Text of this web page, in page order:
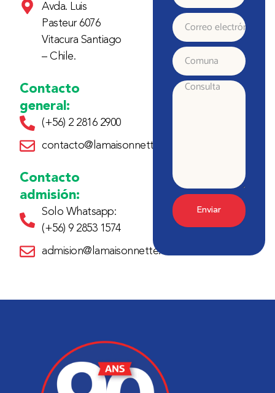
Avda. Luis
Pasteur 6076
Vitacura Santiago
– Chile.
Contacto
general:
(+56) 2 2816 2900
contacto@lamaisonnette.cl
Contacto
admisión:
Solo Whatsapp:
(+56) 9 2853 1574
admision@lamaisonnette.cl
Apellido
Correo
electrónico
Comuna
Consulta
Enviar